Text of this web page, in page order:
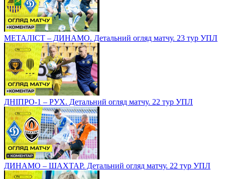
МЕТАЛІСТ – ДИНАМО. Детальний огляд матчу. 23 тур УПЛ
ДНІПРО-1 – РУХ. Детальний огляд матчу. 22 тур УПЛ
ДИНАМО – ШАХТАР. Детальний огляд матчу. 22 тур УПЛ